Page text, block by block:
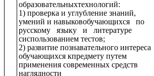
образовательныхтехнологий:
1) проверка и углубление знаний,
умений и навыковобучающихся по
русскому языку и литературе
сиспользованием тестов;
2) развитие познавательного интереса
обучающихся кпредмету путем
применения современных средств
наглядности